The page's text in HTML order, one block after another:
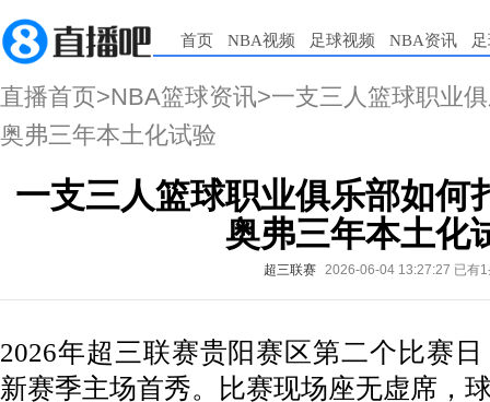
首页 NBA视频 足球视频 NBA资讯
直播首页>NBA篮球资讯>一支三人篮球职业
奥弗三年本土化试验
一支三人篮球职业俱乐部如
奥弗三年本土化
超三联赛 2026-06-04 13:27:27 已有
2026年超三联赛贵阳赛区第二个比赛
新赛季主场首秀。比赛现场座无虚席，